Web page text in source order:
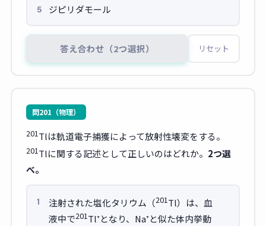
5 ジピリダモール
答え合わせ（2つ選択） リセット
問201（物理）
201Tlは軌道電子捕獲によって放射性壊変をする。
201Tlに関する記述として正しいのはどれか。 2つ選
べ。
1 注射された塩化タリウム（201Tl）は、血
液中で201Tl⁺となり、Na⁺と似た体内挙動